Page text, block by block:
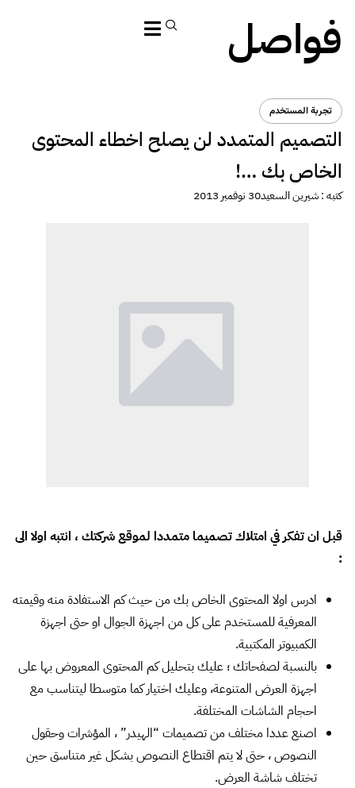
فواصل
تجربة المستخدم
التصميم المتمدد لن يصلح اخطاء المحتوى
الخاص بك …!
كتبه :شيرين السعيد30 نوفمبر 2013
قبل ان تفكر في امتلاك تصميما متمددا لموقع شركتك ، انتبه اولا الى
:
ادرس اولا المحتوى الخاص بك من حيث كم الاستفادة منه وقيمته
المعرفية للمستخدم على كل من اجهزة الجوال او حتى اجهزة
الكمبيوتر المكتبية.
بالنسبة لصفحاتك ؛ عليك بتحليل كم المحتوى المعروض بها على
اجهزة العرض المتنوعة، وعليك اختيار كما متوسطا ليتناسب مع
احجام الشاشات المختلفة.
اصنع عددا مختلف من تصميمات “الهيدر” ، المؤشرات وحقول
النصوص ، حتى لا يتم اقتطاع النصوص بشكل غير متناسق حين
تختلف شاشة العرض.